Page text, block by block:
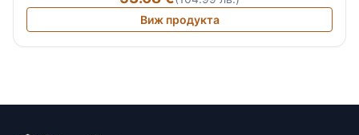
Виж продукта